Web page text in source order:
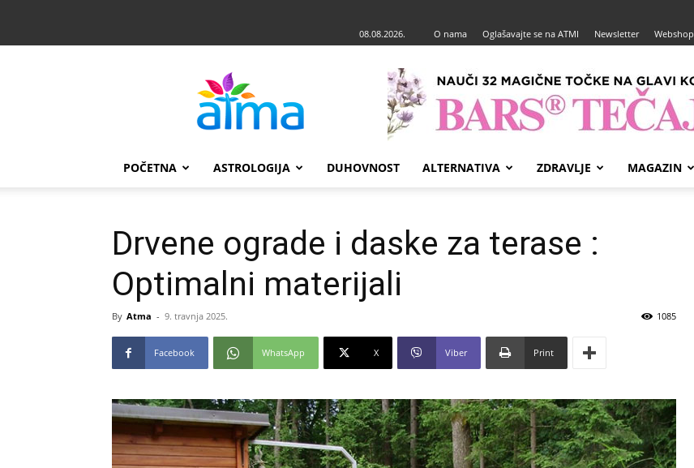
08.08.2026. O nama Oglašavajte se na ATMI Newsletter Webshop
POČETNA ASTROLOGIJA DUHOVNOST ALTERNATIVA ZDRAVLJE MAGAZIN
Drvene ograde i daske za terase :
Optimalni materijali
By Atma - 9. travnja 2025. 1085
Facebook WhatsApp X Viber Print